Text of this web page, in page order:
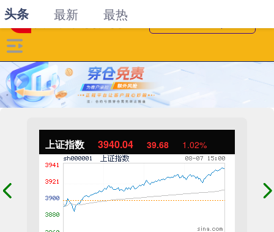
上证指数 3940.04 39.68 1.02%
头条 最新 最热